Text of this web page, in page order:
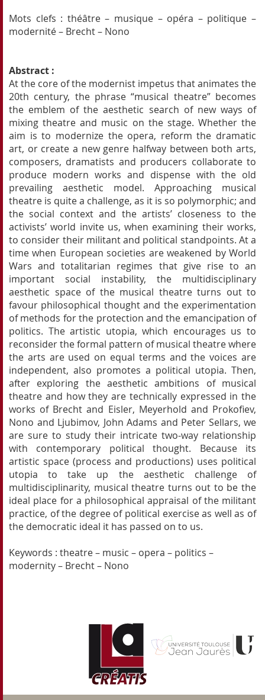
Mots clefs : théâtre – musique – opéra – politique –
modernité – Brecht – Nono
Abstract :
At the core of the modernist impetus that animates the
20th century, the phrase “musical theatre” becomes
the emblem of the aesthetic search of new ways of
mixing theatre and music on the stage. Whether the
aim is to modernize the opera, reform the dramatic
art, or create a new genre halfway between both arts,
composers, dramatists and producers collaborate to
produce modern works and dispense with the old
prevailing aesthetic model. Approaching musical
theatre is quite a challenge, as it is so polymorphic; and
the social context and the artists’ closeness to the
activists’ world invite us, when examining their works,
to consider their militant and political standpoints. At a
time when European societies are weakened by World
Wars and totalitarian regimes that give rise to an
important social instability, the multidisciplinary
aesthetic space of the musical theatre turns out to
favour philosophical thought and the experimentation
of methods for the protection and the emancipation of
politics. The artistic utopia, which encourages us to
reconsider the formal pattern of musical theatre where
the arts are used on equal terms and the voices are
independent, also promotes a political utopia. Then,
after exploring the aesthetic ambitions of musical
theatre and how they are technically expressed in the
works of Brecht and Eisler, Meyerhold and Prokofiev,
Nono and Ljubimov, John Adams and Peter Sellars, we
are sure to study their intricate two-way relationship
with contemporary political thought. Because its
artistic space (process and productions) uses political
utopia to take up the aesthetic challenge of
multidisciplinarity, musical theatre turns out to be the
ideal place for a philosophical appraisal of the militant
practice, of the degree of political exercise as well as of
the democratic ideal it has passed on to us.
Keywords : theatre – music – opera – politics –
modernity – Brecht – Nono